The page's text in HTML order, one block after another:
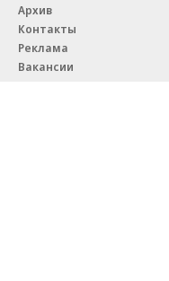
Архив
Контакты
Реклама
Вакансии